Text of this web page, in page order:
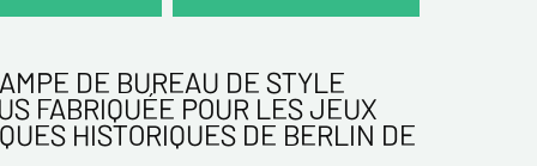
DE BUREAU DE STYLE
FABRIQUÉE POUR LES JEUX
HISTORIQUES DE BERLIN DE